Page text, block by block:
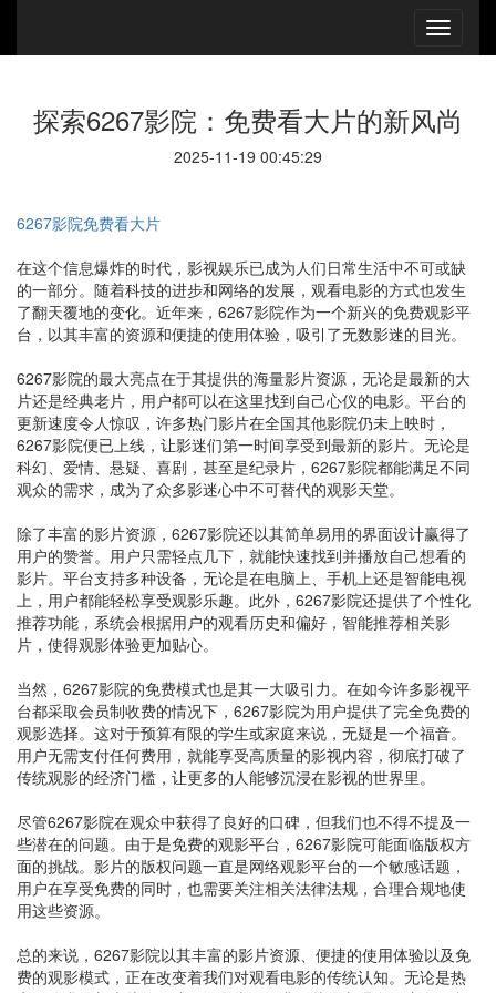
探索6267影院：免费看大片的新风尚
2025-11-19 00:45:29
6267影院免费看大片
在这个信息爆炸的时代，影视娱乐已成为人们日常生活中不可或缺
的一部分。随着科技的进步和网络的发展，观看电影的方式也发生
了翻天覆地的变化。近年来，6267影院作为一个新兴的免费观影平
台，以其丰富的资源和便捷的使用体验，吸引了无数影迷的目光。
6267影院的最大亮点在于其提供的海量影片资源，无论是最新的大
片还是经典老片，用户都可以在这里找到自己心仪的电影。平台的
更新速度令人惊叹，许多热门影片在全国其他影院仍未上映时，
6267影院便已上线，让影迷们第一时间享受到最新的影片。无论是
科幻、爱情、悬疑、喜剧，甚至是纪录片，6267影院都能满足不同
观众的需求，成为了众多影迷心中不可替代的观影天堂。
除了丰富的影片资源，6267影院还以其简单易用的界面设计赢得了
用户的赞誉。用户只需轻点几下，就能快速找到并播放自己想看的
影片。平台支持多种设备，无论是在电脑上、手机上还是智能电视
上，用户都能轻松享受观影乐趣。此外，6267影院还提供了个性化
推荐功能，系统会根据用户的观看历史和偏好，智能推荐相关影
片，使得观影体验更加贴心。
当然，6267影院的免费模式也是其一大吸引力。在如今许多影视平
台都采取会员制收费的情况下，6267影院为用户提供了完全免费的
观影选择。这对于预算有限的学生或家庭来说，无疑是一个福音。
用户无需支付任何费用，就能享受高质量的影视内容，彻底打破了
传统观影的经济门槛，让更多的人能够沉浸在影视的世界里。
尽管6267影院在观众中获得了良好的口碑，但我们也不得不提及一
些潜在的问题。由于是免费的观影平台，6267影院可能面临版权方
面的挑战。影片的版权问题一直是网络观影平台的一个敏感话题，
用户在享受免费的同时，也需要关注相关法律法规，合理合规地使
用这些资源。
总的来说，6267影院以其丰富的影片资源、便捷的使用体验以及免
费的观影模式，正在改变着我们对观看电影的传统认知。无论是热